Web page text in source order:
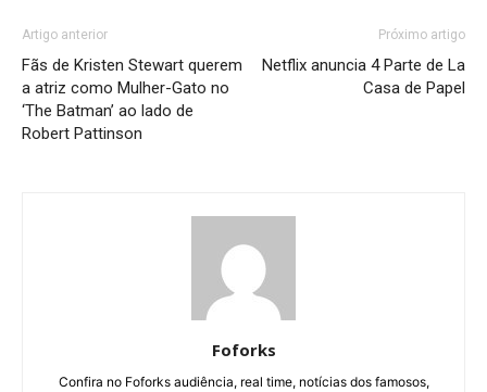
Artigo anterior
Fãs de Kristen Stewart querem
a atriz como Mulher-Gato no
‘The Batman’ ao lado de
Robert Pattinson
Próximo artigo
Netflix anuncia 4 Parte de La
Casa de Papel
Foforks
Confira no Foforks audiência, real time, notícias dos famosos,